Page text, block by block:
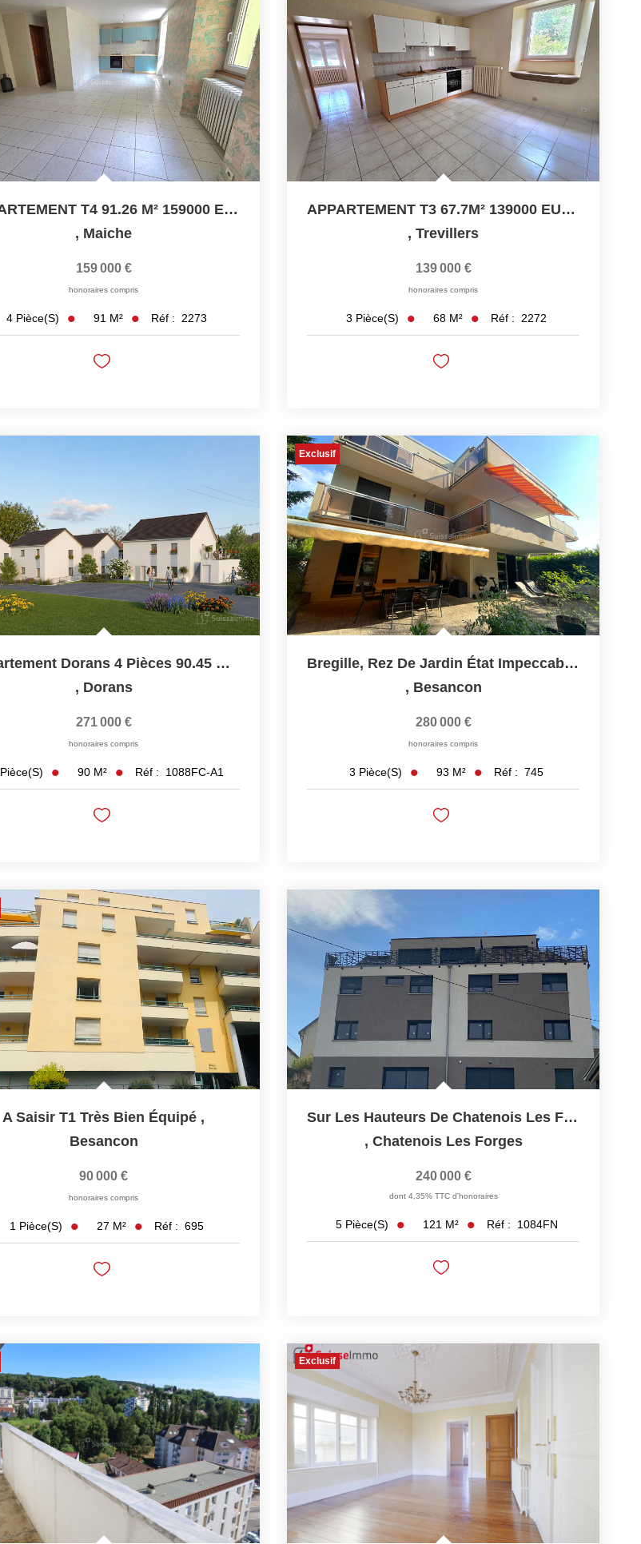
APPARTEMENT T4 91.26 M² 159000 EUROS
, Maiche
159 000 €
honoraires compris
4 Pièce(s) 91 M² Réf : 2273
APPARTEMENT T3 67.7M² 139000 EUROS
,Trevillers
139 000 €
honoraires compris
3 Pièce(s) 68 M² Réf : 2272
Appartement Dorans 4 Pièces 90.45 M2 + Jardin + Parkings
, Dorans
271 000 €
honoraires compris
Pièce(s) 90 M² Réf : 1088FC-A1
Exclusif
Bregille, Rez De Jardin État Impeccable.
, Besancon
280 000 €
honoraires compris
3 Pièce(s) 93 M² Réf : 745
A Saisir T1 Très Bien Équipé ,
Besancon
90 000 €
honoraires compris
1 Pièce(s) 27 M² Réf : 695
Sur Les Hauteurs De Chatenois Les Forges, Appartement De...
, Chatenois Les Forges
240 000 €
dont 4,35% TTC d'honoraires
5 Pièce(s) 121 M² Réf : 1084FN
Exclusif